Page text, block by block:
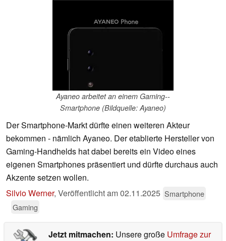
Ayaneo arbeitet an einem Gaming--
Smartphone (Bildquelle: Ayaneo)
Der Smartphone-Markt dürfte einen weiteren Akteur
bekommen - nämlich Ayaneo. Der etablierte Hersteller von
Gaming-Handhelds hat dabei bereits ein Video eines
eigenen Smartphones präsentiert und dürfte durchaus auch
Akzente setzen wollen.
Silvio Werner, Veröffentlicht am02.11.2025 Smartphone
Gaming
Jetzt mitmachen: Unsere große Umfrage zur